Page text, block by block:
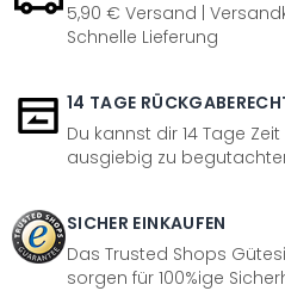
5,90 € Versand |
Schnelle Lieferung
14 TAGE
Du kannst dir 14 Tage
ausgiebig zu
SICHER EINKAUFEN
Das Trusted Shops
sorgen für 100%ige